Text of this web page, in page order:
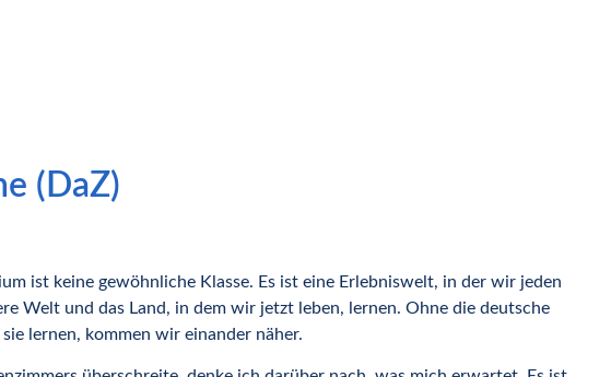
(DaZ)
ist keine gewöhnliche Klasse. Es ist eine Erlebniswelt, in der wir jeden
Welt und das Land, in dem wir jetzt leben, lernen. Ohne die deutsche
lernen, kommen wir einander näher.